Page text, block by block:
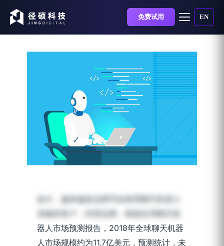
免费试用 EN
机器人介绍
发布时间：2019-11-25 | 阅读时长：5 分钟
如今，越来越多品牌开始使用聊天机器人
来服务客户，经营品牌。根据全球聊天机
器人市场预测报告，2018年全球聊天机器
人市场规模约为11.7亿美元，预测统计，未